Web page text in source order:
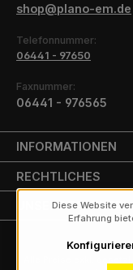
shop@plano-em.de
Telefonnummer:
06441 - 97650
Faxnummer:
06441 - 976565
INFORMATIONEN
RECHTLICHES
UNSERE PARTNER
Diese Website
Erfahrung